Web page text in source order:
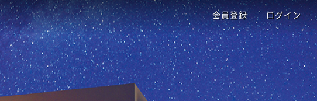
会員登録 ログイン